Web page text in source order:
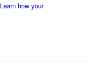
Learn how your